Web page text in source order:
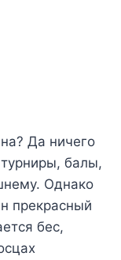
Да ничего
балы,
Однако
прекрасный
бес,